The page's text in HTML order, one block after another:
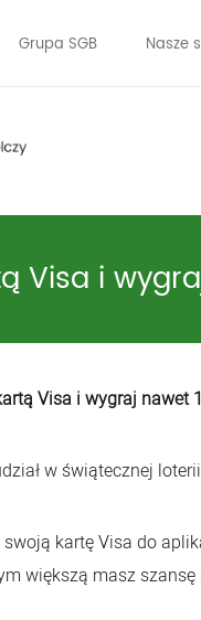
Grupa SGB Nasze
Visa i
Visa i wygraj nawet
w świątecznej
swoją kartę Visa do
większą masz